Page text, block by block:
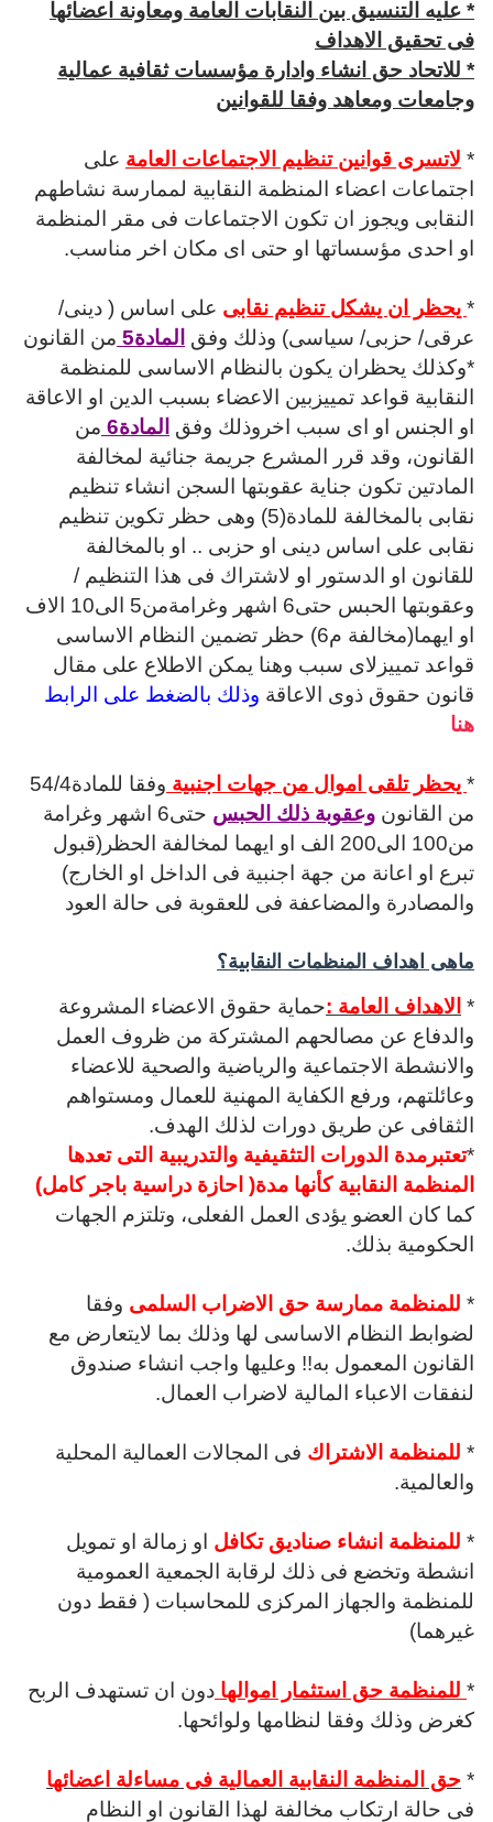
* عليه التنسيق بين النقابات العامة ومعاونة اعضائها
فى تحقيق الاهداف
* للاتحاد حق انشاء وادارة مؤسسات ثقافية عمالية
وجامعات ومعاهد وفقا للقوانين
* لاتسرى قوانين تنظيم الاجتماعات العامة على
اجتماعات اعضاء المنظمة النقابية لممارسة نشاطهم
النقابى ويجوز ان تكون الاجتماعات فى مقر المنظمة
او احدى مؤسساتها او حتى اى مكان اخر مناسب.
*يحظر ان يشكل تنظيم نقابى على اساس ( دينى/
عرقى/ حزبى/ سياسى) وذلك وفق المادة5
من القانون
*وكذلك يحظران يكون بالنظام الاساسى للمنظمة
النقابية قواعد تمييزبين الاعضاء بسبب الدين او الاعاقة
او الجنس او اى سبب اخروذلك وفق المادة6
من
القانون، وقد قرر المشرع جريمة جنائية لمخالفة
المادتين تكون جناية عقوبتها السجن انشاء تنظيم
نقابى بالمخالفة للمادة(5) وهى حظر تكوين تنظيم
نقابى على اساس دينى او حزبى .. او بالمخالفة
للقانون او الدستور او لاشتراك فى هذا التنظيم /
وعقوبتها
الحبس حتى6 اشهر وغرامةمن5 الى10 الاف
او ايهما(مخالفة م6) حظر تضمين النظام الاساسى
قواعد تمييزلاى سبب وهنا يمكن الاطلاع على مقال
قانون حقوق ذوى الاعاقة وذلك بالضغط على الرابط
هنا
*يحظر تلقى اموال من جهات اجنبية
وفقا للمادة54/4
من القانون وعقوبة ذلك الحبس
حتى6 اشهر وغرامة
من100 الى200 الف او ايهما لمخالفة الحظر(قبول
تبرع او اعانة من جهة اجنبية فى الداخل او الخارج)
والمصادرة والمضاعفة فى للعقوبة فى حالة العود
ماهى اهداف المنظمات النقابية؟
* الاهداف العامة :حماية حقوق الاعضاء المشروعة
والدفاع عن مصالحهم المشتركة من ظروف العمل
والانشطة الاجتماعية والرياضية والصحية للاعضاء
وعائلتهم، ورفع الكفاية المهنية للعمال ومستواهم
الثقافى عن طريق دورات لذلك الهدف.
*تعتبرمدة الدورات التثقيفية والتدريبية التى تعدها
المنظمة النقابية كأنها مدة( احازة دراسية باجر كامل)
كما كان العضو يؤدى العمل الفعلى، وتلتزم الجهات
الحكومية بذلك.
* للمنظمة ممارسة حق الاضراب السلمى وفقا
لضوابط النظام الاساسى لها وذلك بما لايتعارض مع
القانون المعمول به!! وعليها واجب انشاء صندوق
لنفقات الاعباء المالية لاضراب العمال.
*للمنظمة الاشتراك فى المجالات العمالية المحلية
والعالمية.
*للمنظمة انشاء صناديق تكافل او زمالة او تمويل
انشطة وتخضع فى ذلك لرقابة الجمعية العمومية
للمنظمة والجهاز المركزى للمحاسبات ( فقط دون
غيرهما)
*للمنظمة حق استثمار اموالها دون ان تستهدف الربح
كغرض وذلك وفقا لنظامها ولوائحها.
* حق المنظمة النقابية العمالية فى مساءلة اعضائها
فى حالة ارتكاب مخالفة لهذا القانون او النظام